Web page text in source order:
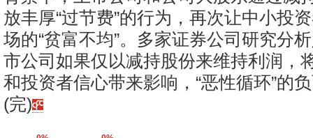
放丰厚“过节费”的行为，再次让中小投
场的“贫富不均”。多家证券公司研究分
市公司如果仅以减持股份来维持利润，
和投资者信心带来影响，“恶性循环”的
(完)